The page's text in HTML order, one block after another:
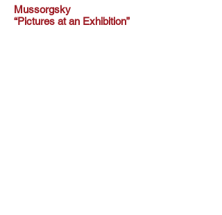
Mussorgsky
“Pictures at an Exhibition”